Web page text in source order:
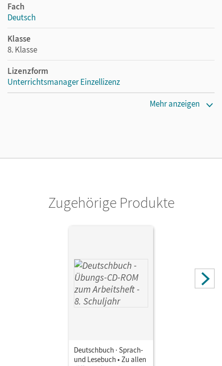
Fach
Deutsch
Klasse
8. Klasse
Lizenzform
Unterrichtsmanager Einzellizenz
Unterrichtsmanagers solange das Lehrwerk erhältlich ist.
Mehr anzeigen
Zugehörige Produkte
Deutschbuch · Sprach-
und Lesebuch • Zu allen